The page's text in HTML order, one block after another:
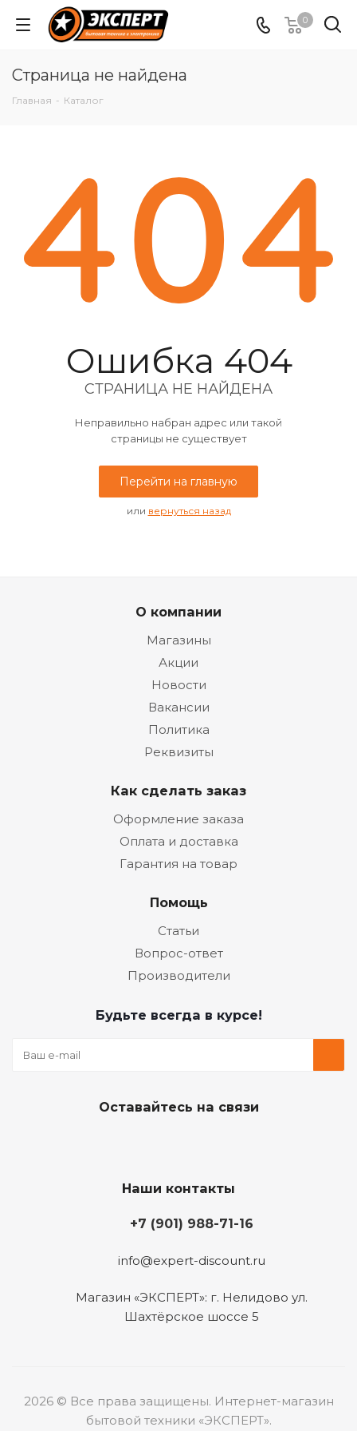
0
Страница не найдена
Главная - Каталог
Ошибка 404
СТРАНИЦА НЕ НАЙДЕНА
Неправильно набран адрес или такой
страницы не существует
Перейти на главную
или вернуться назад
О компании
Магазины
Акции
Новости
Вакансии
Политика
Реквизиты
Как сделать заказ
Оформление заказа
Оплата и доставка
Гарантия на товар
Помощь
Статьи
Вопрос-ответ
Производители
Будьте всегда в курсе!
Оставайтесь на связи
Наши контакты
+7 (901) 988-71-16
info@expert-discount.ru
Магазин «ЭКСПЕРТ»: г. Нелидово ул.
Шахтёрское шоссе 5
2026 © Все права защищены. Интернет-магазин
бытовой техники «ЭКСПЕРТ».